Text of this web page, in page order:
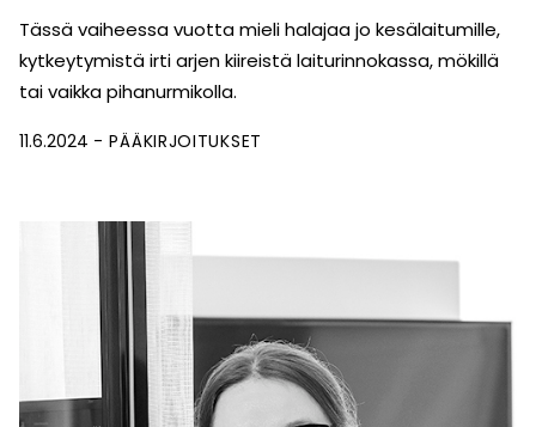
Tässä vaiheessa vuotta mieli halajaa jo kesälaitumille,
kytkeytymistä irti arjen kiireistä laiturinnokassa, mökillä
tai vaikka pihanurmikolla.
11.6.2024 PÄÄKIRJOITUKSET